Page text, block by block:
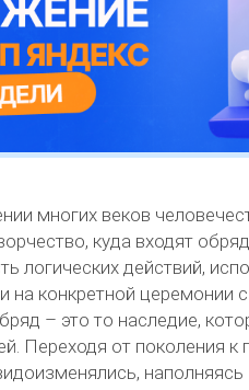
многих веков
куда входят
логических действий,
на конкретной церемонии
– это то наследие,
Переходя от поколения